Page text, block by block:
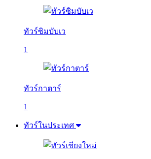
ทัวร์ซิมบับเว
1
ทัวร์กาตาร์
1
ทัวร์ในประเทศ